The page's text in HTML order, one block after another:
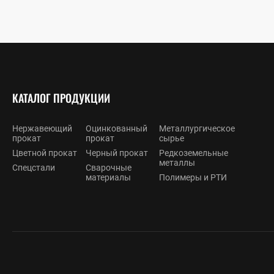
КАТАЛОГ ПРОДУКЦИИ
Нержавеющий
прокат
Цветной прокат
Спецстали
Оцинкованный
прокат
Черный прокат
Сварочные
материалы
Металлургическое
сырье
Редкоземельные
металлы
Полимеры и РТИ